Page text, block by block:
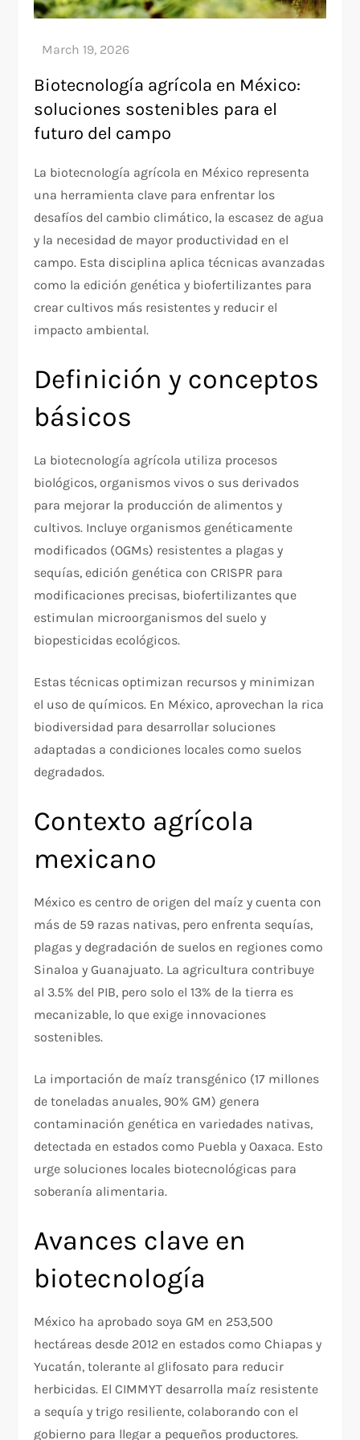
Biotecnología agrícola en México:
soluciones sostenibles para el
futuro del campo
La biotecnología agrícola en México representa
una herramienta clave para enfrentar los
desafíos del cambio climático, la escasez de agua
y la necesidad de mayor productividad en el
campo. Esta disciplina aplica técnicas avanzadas
como la edición genética y biofertilizantes para
crear cultivos más resistentes y reducir el
impacto ambiental.
Definición y conceptos
básicos
La biotecnología agrícola utiliza procesos
biológicos, organismos vivos o sus derivados
para mejorar la producción de alimentos y
cultivos. Incluye organismos genéticamente
modificados (OGMs) resistentes a plagas y
sequías, edición genética con CRISPR para
modificaciones precisas, biofertilizantes que
estimulan microorganismos del suelo y
biopesticidas ecológicos.
Estas técnicas optimizan recursos y minimizan
el uso de químicos. En México, aprovechan la rica
biodiversidad para desarrollar soluciones
adaptadas a condiciones locales como suelos
degradados.
Contexto agrícola
mexicano
México es centro de origen del maíz y cuenta con
más de 59 razas nativas, pero enfrenta sequías,
plagas y degradación de suelos en regiones como
Sinaloa y Guanajuato. La agricultura contribuye
al 3.5% del PIB, pero solo el 13% de la tierra es
mecanizable, lo que exige innovaciones
sostenibles.
La importación de maíz transgénico (17 millones
de toneladas anuales, 90% GM) genera
contaminación genética en variedades nativas,
detectada en estados como Puebla y Oaxaca. Esto
urge soluciones locales biotecnológicas para
soberanía alimentaria.​
Avances clave en
biotecnología
México ha aprobado soya GM en 253,500
hectáreas desde 2012 en estados como Chiapas y
Yucatán, tolerante al glifosato para reducir
herbicidas. El CIMMYT desarrolla maíz resistente
a sequía y trigo resiliente, colaborando con el
gobierno para llegar a pequeños productores.